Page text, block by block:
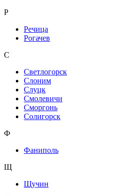
Р
Речица
Рогачев
С
Светлогорск
Слоним
Слуцк
Смолевичи
Сморгонь
Солигорск
Ф
Фаниполь
Щ
Щучин